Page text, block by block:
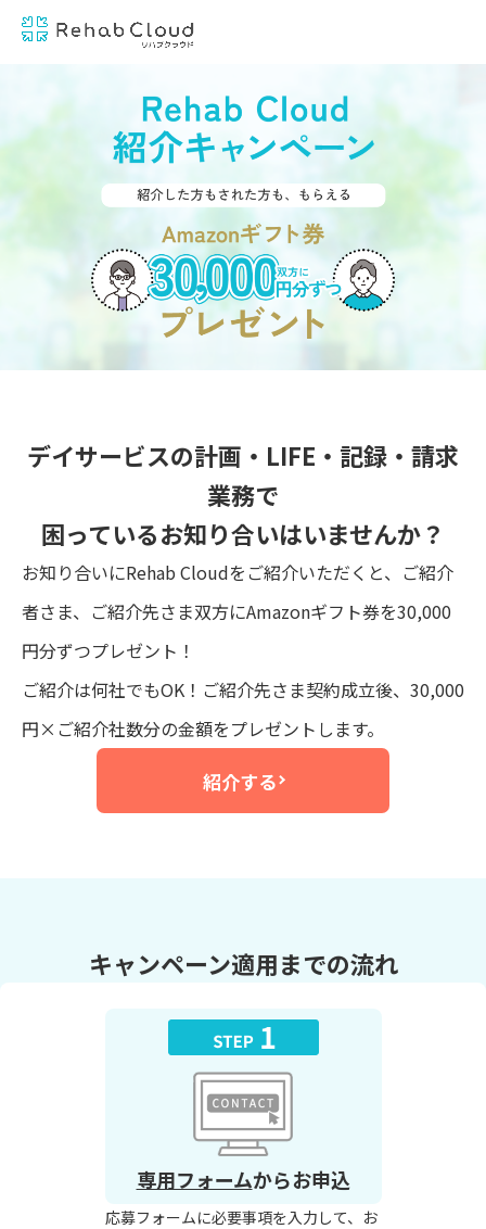
デイサービスの計画・LIFE・記録・請求
業務で
困っているお知り合いはいませんか？
お知り合いにRehab Cloudをご紹介いただくと、ご紹介
者さま、ご紹介先さま双方にAmazonギフト券を30,000
円分ずつプレゼント！
ご紹介は何社でもOK！ご紹介先さま契約成立後、30,000
円×ご紹介社数分の金額をプレゼントします。
紹介する
キャンペーン適用までの流れ
専用フォームからお申込
応募フォームに必要事項を入力して、お